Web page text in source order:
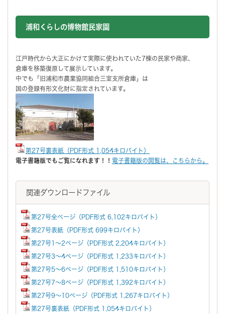
浦和くらしの博物館民家園
江戸時代から大正にかけて実際に使われていた7棟の民家や商家、
倉庫を移築復原して展示しています。
中でも「旧浦和市農業協同組合三室支所倉庫」は
国の登録有形文化財に指定されています。
第27号裏表紙（PDF形式 1,054キロバイト）
電子書籍版でもご覧になれます！！ 電子書籍版の閲覧は、こちらから。
関連ダウンロードファイル
第27号全ページ（PDF形式 6,102キロバイト）
第27号表紙（PDF形式 699キロバイト）
第27号1～2ページ（PDF形式 2,204キロバイト）
第27号3～4ページ（PDF形式 1,233キロバイト）
第27号5～6ページ（PDF形式 1,510キロバイト）
第27号7～8ページ（PDF形式 1,392キロバイト）
第27号9～10ページ（PDF形式 1,267キロバイト）
第27号裏表紙（PDF形式 1,054キロバイト）